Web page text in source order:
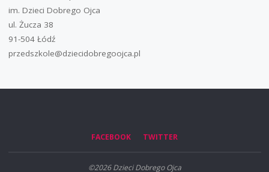
im. Dzieci Dobrego Ojca
ul. Żucza 38
91-504 Łódź
przedszkole@dziecidobregoojca.pl
FACEBOOK TWITTER
©2026 Dzieci Dobrego Ojca